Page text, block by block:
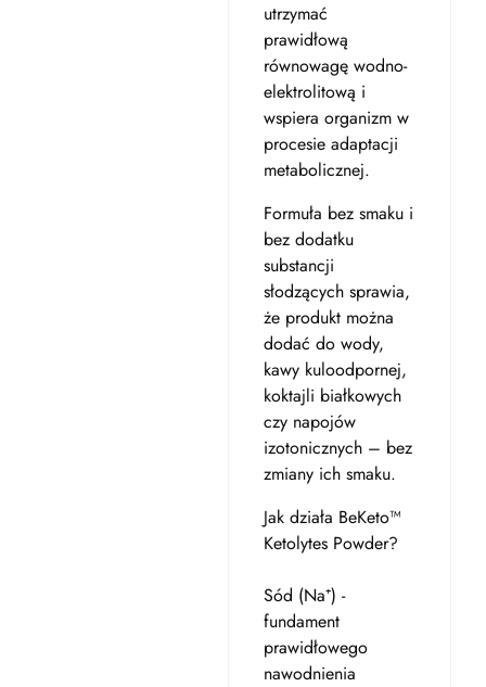
utrzymać
prawidłową
równowagę wodno-
elektrolitową i
wspiera organizm w
procesie adaptacji
metabolicznej.
Formuła bez smaku i
bez dodatku
substancji
słodzących sprawia,
że produkt można
dodać do wody,
kawy kuloodpornej,
koktajli białkowych
czy napojów
izotonicznych – bez
zmiany ich smaku.
Jak działa BeKeto™
Ketolytes Powder?
Sód (Na⁺) -
fundament
prawidłowego
nawodnienia